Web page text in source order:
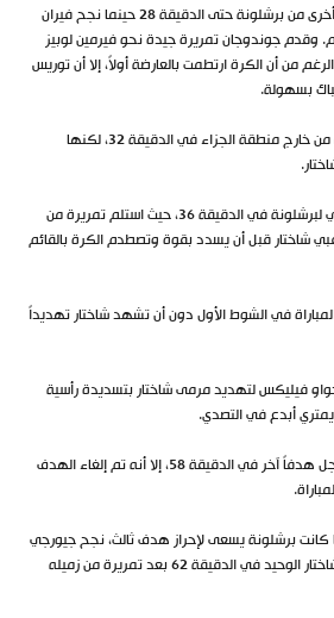
لم تكن هناك محاولات خطيرة أخرى من برشلونة حتى الدقيقة 28 حينما نجح فيران
جوندوجان تمريرة جيدة نحو فيرمين لوبيز
من أن الكرة ارتطمت بالعارضة أولاً، إلا أن توريس
بسهولة.
قدم لامين يامال تسديدة قوية من خارج منطقة الجزاء في الدقيقة 32، لكنها
أضاف فيرمين لوبيز الهدف الثاني لبرشلونة في الدقيقة 36، حيث استلم تمريرة من
شاختار قبل أن يسدد بقوة وتصطدم الكرة بالقائم
في الشوط الأول دون أن تشهد شاختار تهديداً
فيليكس لتهديد مرمى شاختار بتسديدة رأسية
وبالرغم من أن فيران توريس سجل هدفاً آخر في الدقيقة 58، إلا أنه تم إلغاء الهدف
كانت برشلونة يسعى لإحراز هدف ثالث، نجح جيورجي
سوداكوف في تسجيل هدف شاختار الوحيد في الدقيقة 62 بعد تمريرة من زميله